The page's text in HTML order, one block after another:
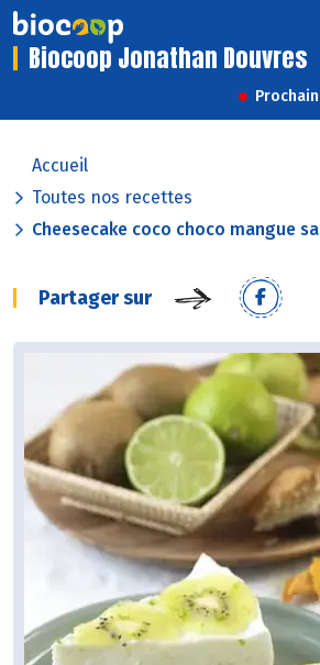
Biocoop Jonathan Douvres
Accueil
Toutes nos recettes
Cheesecake coco choco mangue
Partager sur